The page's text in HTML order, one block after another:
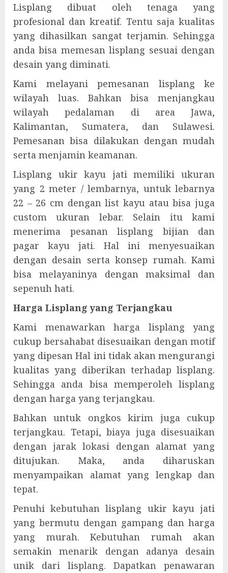
Lisplang dibuat oleh tenaga yang
profesional dan kreatif. Tentu saja kualitas
yang dihasilkan sangat terjamin. Sehingga
anda bisa memesan lisplang sesuai dengan
desain yang diminati.
Kami melayani pemesanan lisplang ke
wilayah luas. Bahkan bisa menjangkau
wilayah pedalaman di area Jawa,
Kalimantan, Sumatera, dan Sulawesi.
Pemesanan bisa dilakukan dengan mudah
serta menjamin keamanan.
Lisplang ukir kayu jati memiliki ukuran
yang 2 meter / lembarnya, untuk lebarnya
22 – 26 cm dengan list kayu atau bisa juga
custom ukuran lebar. Selain itu kami
menerima pesanan lisplang bijian dan
pagar kayu jati. Hal ini menyesuaikan
dengan desain serta konsep rumah. Kami
bisa melayaninya dengan maksimal dan
sepenuh hati.
Harga Lisplang yang Terjangkau
Kami menawarkan harga lisplang yang
cukup bersahabat disesuaikan dengan motif
yang dipesan Hal ini tidak akan mengurangi
kualitas yang diberikan terhadap lisplang.
Sehingga anda bisa memperoleh lisplang
dengan harga yang terjangkau.
Bahkan untuk ongkos kirim juga cukup
terjangkau. Tetapi, biaya juga disesuaikan
dengan jarak lokasi dengan alamat yang
ditujukan. Maka, anda diharuskan
menyampaikan alamat yang lengkap dan
tepat.
Penuhi kebutuhan lisplang ukir kayu jati
yang bermutu dengan gampang dan harga
yang murah. Kebutuhan rumah akan
semakin menarik dengan adanya desain
unik dari lisplang. Dapatkan penawaran